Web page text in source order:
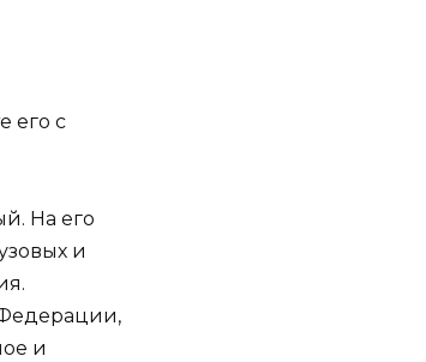
его с
На его
и
и